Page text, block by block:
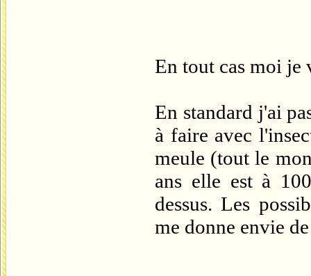
En tout cas moi je
En standard j'ai
à faire avec
meule (tout le
ans elle est à
dessus. Les
me donne envie